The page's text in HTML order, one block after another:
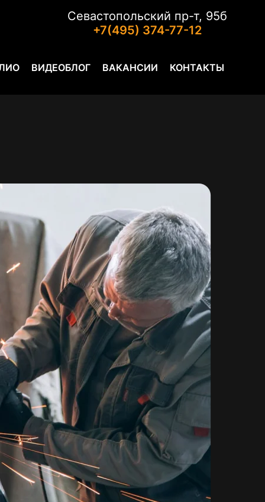
Севастопольский пр-т, 95б
+7(495) 374-77-12
ВИДЕОБЛОГ ВАКАНСИИ КОНТАКТЫ